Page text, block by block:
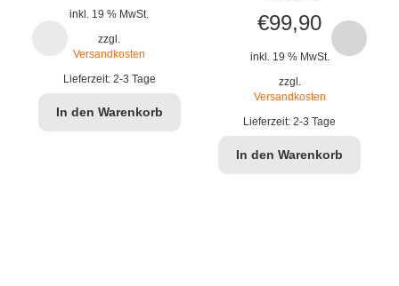
inkl. 19 % MwSt.
zzgl.
Versandkosten
Lieferzeit: 2-3 Tage
In den Warenkorb
€99,90
inkl. 19 % MwSt.
zzgl.
Versandkosten
Lieferzeit:2-3 Tage
In den Warenkorb